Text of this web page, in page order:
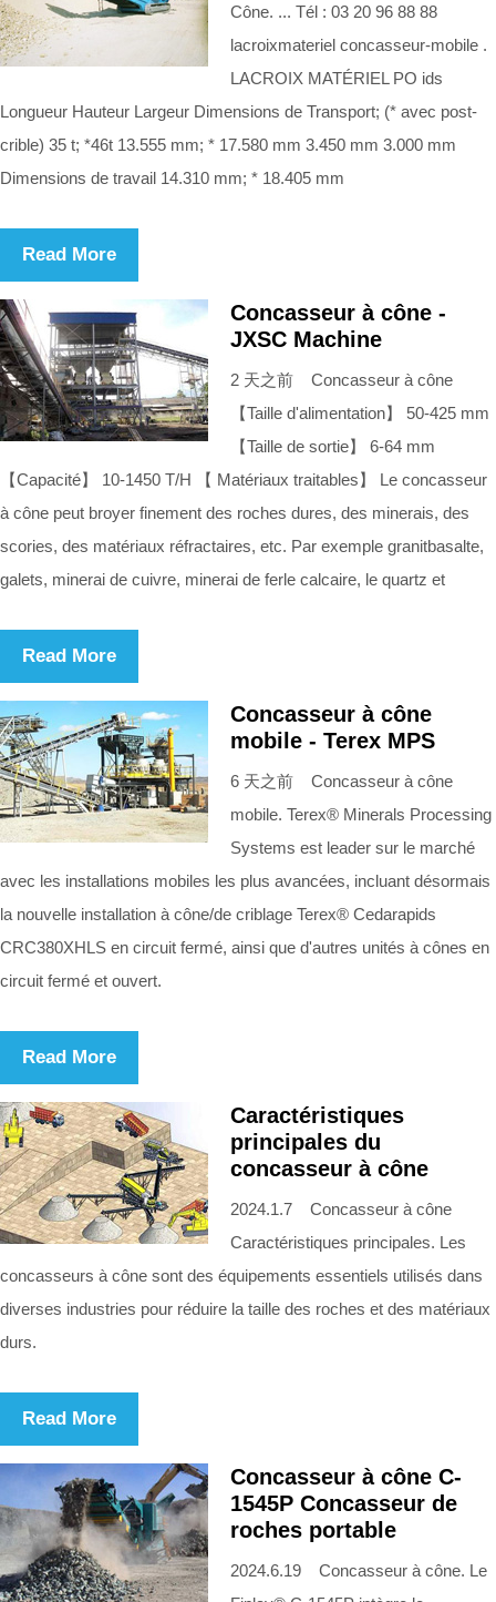
Cône. ... Tél : 03 20 96 88 88
lacroixmateriel concasseur-mobile .
LACROIX MATÉRIEL PO ids
Longueur Hauteur Largeur Dimensions de Transport; (* avec post-
crible) 35 t; *46t 13.555 mm; * 17.580 mm 3.450 mm 3.000 mm
Dimensions de travail 14.310 mm; * 18.405 mm
Read More
Concasseur à cône -
JXSC Machine
2 天之前 Concasseur à cône
【Taille d'alimentation】 50-425 mm
【Taille de sortie】 6-64 mm
【Capacité】 10-1450 T/H 【 Matériaux traitables】 Le concasseur
à cône peut broyer finement des roches dures, des minerais, des
scories, des matériaux réfractaires, etc. Par exemple granitbasalte,
galets, minerai de cuivre, minerai de ferle calcaire, le quartz et
Read More
Concasseur à cône
mobile - Terex MPS
6 天之前 Concasseur à cône
mobile. Terex® Minerals Processing
Systems est leader sur le marché
avec les installations mobiles les plus avancées, incluant désormais
la nouvelle installation à cône/de criblage Terex® Cedarapids
CRC380XHLS en circuit fermé, ainsi que d'autres unités à cônes en
circuit fermé et ouvert.
Read More
Caractéristiques
principales du
concasseur à cône
2024.1.7 Concasseur à cône
Caractéristiques principales. Les
concasseurs à cône sont des équipements essentiels utilisés dans
diverses industries pour réduire la taille des roches et des matériaux
durs.
Read More
Concasseur à cône C-
1545P Concasseur de
roches portable
2024.6.19 Concasseur à cône. Le